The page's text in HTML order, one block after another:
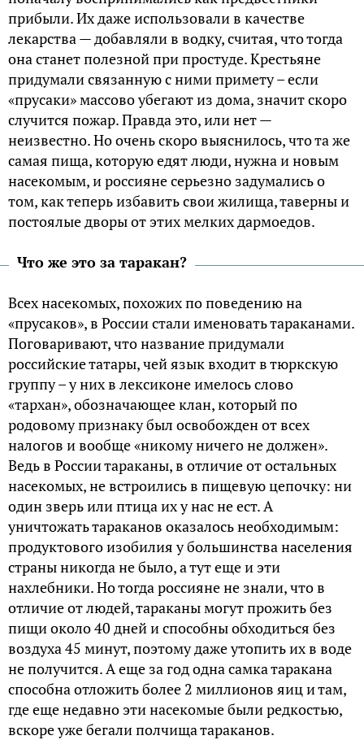
прибыли. Их даже использовали в качестве
лекарства — добавляли в водку, считая, что тогда
она станет полезной при простуде. Крестьяне
придумали связанную с ними примету – если
«прусаки» массово убегают из дома, значит скоро
случится пожар. Правда это, или нет —
неизвестно. Но очень скоро выяснилось, что та же
самая пища, которую едят люди, нужна и новым
насекомым, и россияне серьезно задумались о
том, как теперь избавить свои жилища, таверны и
постоялые дворы от этих мелких дармоедов.
Что же это за таракан?
Всех насекомых, похожих по поведению на
«прусаков», в России стали именовать тараканами.
Поговаривают, что название придумали
российские татары, чей язык входит в тюркскую
группу – у них в лексиконе имелось слово
«тархан», обозначающее клан, который по
родовому признаку был освобожден от всех
налогов и вообще «никому ничего не должен».
Ведь в России тараканы, в отличие от остальных
насекомых, не встроились в пищевую цепочку: ни
один зверь или птица их у нас не ест. А
уничтожать тараканов оказалось необходимым:
продуктового изобилия у большинства населения
страны никогда не было, а тут еще и эти
нахлебники. Но тогда россияне не знали, что в
отличие от людей, тараканы могут прожить без
пищи около 40 дней и способны обходиться без
воздуха 45 минут, поэтому даже утопить их в воде
не получится. А еще за год одна самка таракана
способна отложить более 2 миллионов яиц и там,
где еще недавно эти насекомые были редкостью,
вскоре уже бегали полчища тараканов.